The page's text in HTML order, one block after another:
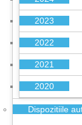
2023
2022
2021
2020
Dispozitiile